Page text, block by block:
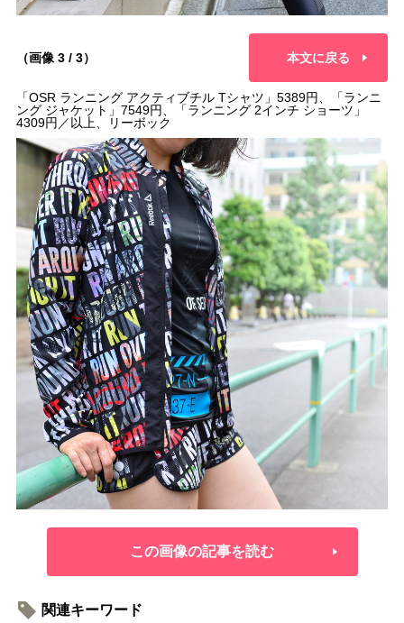
（画像 3 / 3） 本文に戻る
「OSR ランニング アクティブチル Tシャツ」5389円、「ランニ
ング ジャケット」7549円、「ランニング 2インチ ショーツ」
4309円／以上、リーボック
この画像の記事を読む
関連キーワード